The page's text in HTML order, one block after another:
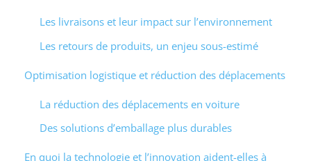
Les livraisons et leur impact sur l’environnement
Les retours de produits, un enjeu sous-estimé
Optimisation logistique et réduction des déplacements
La réduction des déplacements en voiture
Des solutions d’emballage plus durables
En quoi la technologie et l’innovation aident-elles à